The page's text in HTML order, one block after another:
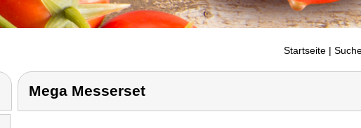
Startseite |
Mega Messerset